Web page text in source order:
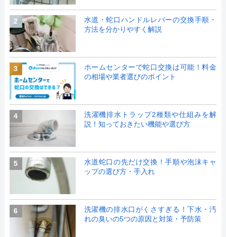
2
水道・蛇口ハンドルレバーの交換手順・
方法を分かりやすく解説
3
ホームセンターで蛇口交換は可能！料金
の相場や業者選びのポイント
4
洗濯機排水トラップ2種類や仕組みを解
説！知っておきたい機能や選び方
5
水道蛇口の先だけ交換！手順や泡沫キャ
ップの選び方・手入れ
6
洗濯機の排水口がくさすぎる！下水・汚
れの臭いの5つの原因と対策・予防策